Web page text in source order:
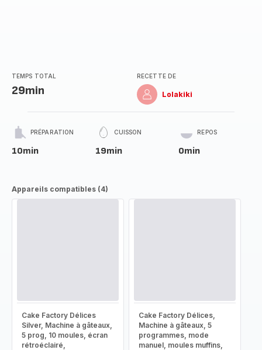
TEMPS TOTAL
29min
RECETTE DE
Lolakiki
PRÉPARATION
10min
CUISSON
19min
REPOS
0min
Appareils compatibles (4)
Cake Factory Délices
Silver, Machine à gâteaux,
5 prog, 10 moules, écran
rétroéclairé,
Cake Factory Délices,
Machine à gâteaux, 5
programmes, mode
manuel, moules muffins,